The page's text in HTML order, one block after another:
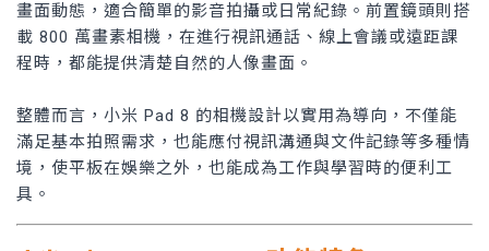
畫面動態，適合簡單的影音拍攝或日常紀錄。前置鏡頭則搭
載 800 萬畫素相機，在進行視訊通話、線上會議或遠距課
程時，都能提供清楚自然的人像畫面。
整體而言，小米 Pad 8 的相機設計以實用為導向，不僅能
滿足基本拍照需求，也能應付視訊溝通與文件記錄等多種情
境，使平板在娛樂之外，也能成為工作與學習時的便利工
具。